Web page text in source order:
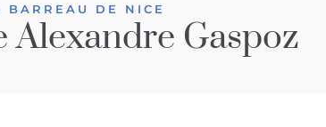
BARREAU DE NICE
Alexandre Gaspoz